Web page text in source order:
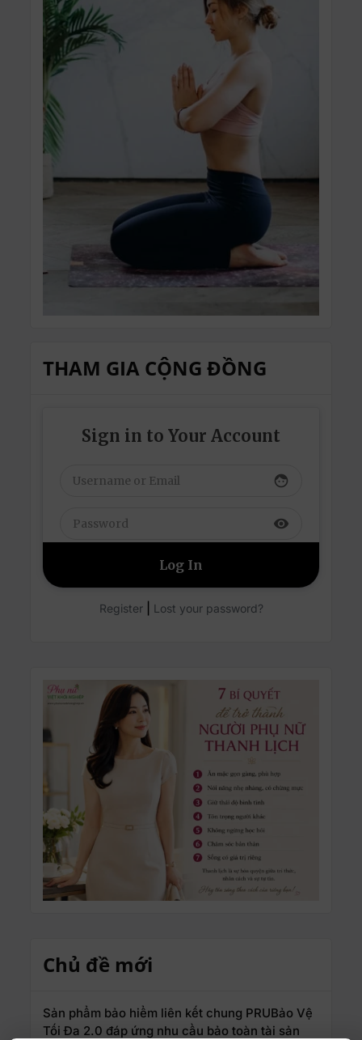
THAM GIA CỘNG ĐỒNG
Sign in to Your Account
face
visibility
Register| Lost your password?
Chủ đề mới
Sản phẩm bảo hiểm liên kết chung PRUBảo Vệ
Tối Đa 2.0 đáp ứng nhu cầu bảo toàn tài sản